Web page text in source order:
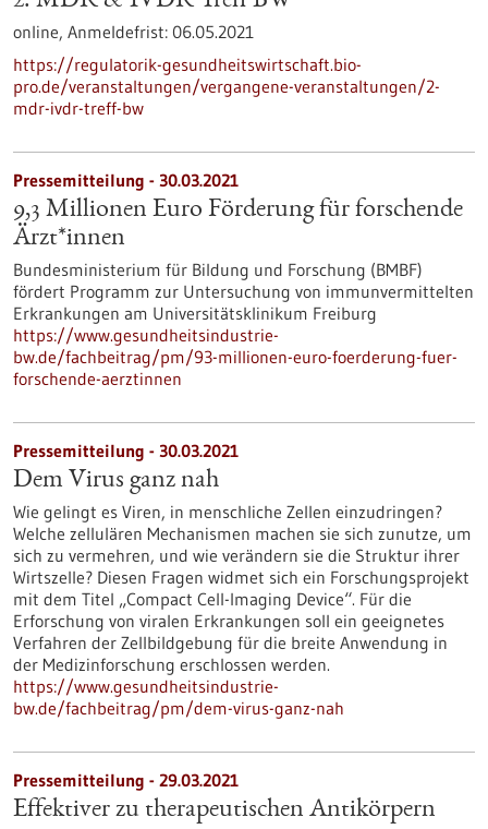
online, Anmeldefrist: 06.05.2021
https://regulatorik-gesundheitswirtschaft.bio-
pro.de/veranstaltungen/vergangene-veranstaltungen/2-
mdr-ivdr-treff-bw
Pressemitteilung - 30.03.2021
9,3 Millionen Euro Förderung für forschende
Ärzt*innen
Bundesministerium für Bildung und Forschung (BMBF)
fördert Programm zur Untersuchung von immunvermittelten
Erkrankungen am Universitätsklinikum Freiburg
https://www.gesundheitsindustrie-
bw.de/fachbeitrag/pm/93-millionen-euro-foerderung-fuer-
forschende-aerztinnen
Pressemitteilung - 30.03.2021
Dem Virus ganz nah
Wie gelingt es Viren, in menschliche Zellen einzudringen?
Welche zellulären Mechanismen machen sie sich zunutze, um
sich zu vermehren, und wie verändern sie die Struktur ihrer
Wirtszelle? Diesen Fragen widmet sich ein Forschungsprojekt
mit dem Titel „Compact Cell-Imaging Device“. Für die
Erforschung von viralen Erkrankungen soll ein geeignetes
Verfahren der Zellbildgebung für die breite Anwendung in
der Medizinforschung erschlossen werden.
https://www.gesundheitsindustrie-
bw.de/fachbeitrag/pm/dem-virus-ganz-nah
Pressemitteilung - 29.03.2021
Effektiver zu therapeutischen Antikörpern